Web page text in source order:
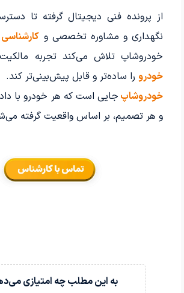
از پرونده فنی دیجیتال گرفته تا
نگهداری و مشاوره تخصصی و
خودروشاپ تلاش می‌کند تجربه
خودرو را ساده‌تر و قابل پیش‌بینی‌تر کند.
خودروشاپ جایی است که هر خودرو با
و هر تصمیم، بر اساس واقعیت گرفته
به این مطلب چه امتیازی